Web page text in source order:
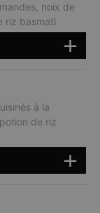
noix de
riz basmati
à la
de riz